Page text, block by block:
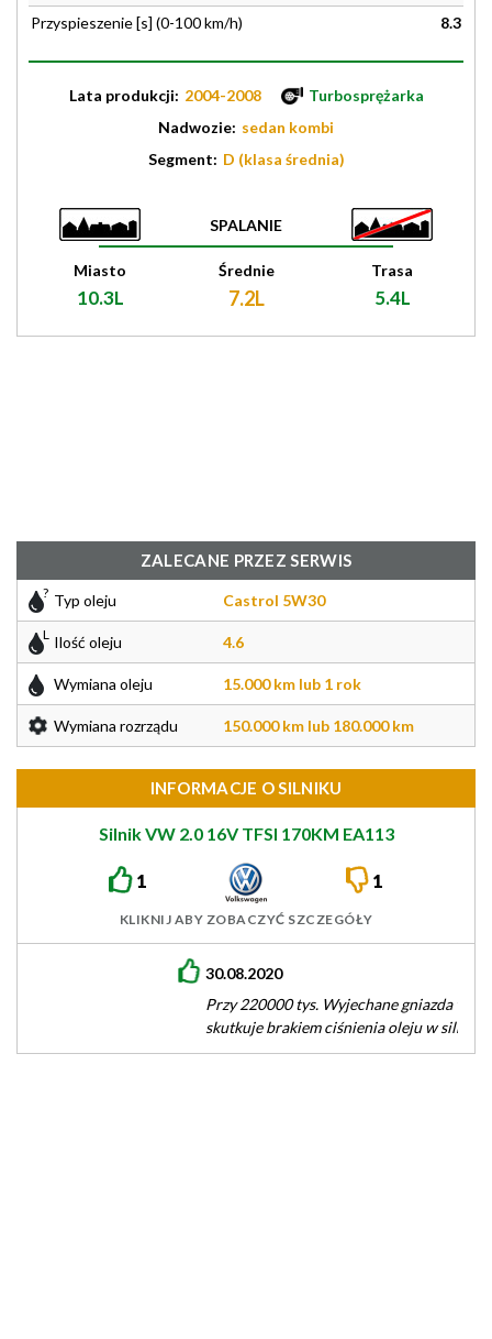
Przyspieszenie [s] (0-100 km/h)
8.3
Lata produkcji: 2004-2008
Turbosprężarka
Nadwozie: sedan kombi
Segment: D (klasa średnia)
SPALANIE
Miasto
10.3L
Średnie
7.2L
Trasa
5.4L
ZALECANE PRZEZ SERWIS
Typ oleju Castrol 5W30
Ilość oleju 4.6
Wymiana oleju 15.000 km lub 1 rok
Wymiana rozrządu 150.000 km lub 180.000 km
INFORMACJE O SILNIKU
Silnik VW 2.0 16V TFSI 170KM EA113
1 1
KLIKNIJ ABY ZOBACZYĆ SZCZEGÓŁY
Przy 220000 tys. Wyjechane gniazda wałków pompy oleju co
skutkuje brakiem ciśnienia oleju w silniku. Zrobiony modif na
taką pompę…